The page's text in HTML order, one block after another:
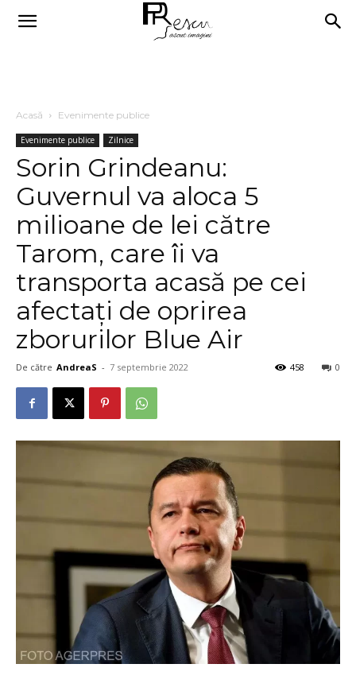
Acasă Evenimente publice
Evenimente publice Zilnice
Sorin Grindeanu:
Guvernul va aloca 5
milioane de lei către
Tarom, care îi va
transporta acasă pe cei
afectaţi de oprirea
zborurilor Blue Air
De către AndreaS - 7 septembrie 2022 0
458